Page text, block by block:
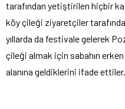
tarafından yetiştirilen hiçbir
köy çileği ziyaretçiler
yıllarda da festivale gelerek
çileği almak için sabahın
alanına geldiklerini ifade ettiler.